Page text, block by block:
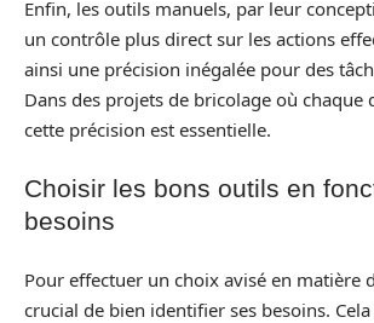
Enfin, les outils manuels, par leur
un contrôle plus direct sur les actions
ainsi une précision inégalée pour des
Dans des projets de bricolage où chaque
cette précision est essentielle.
Choisir les bons outils en
besoins
Pour effectuer un choix avisé en matière
crucial de bien identifier ses besoins.